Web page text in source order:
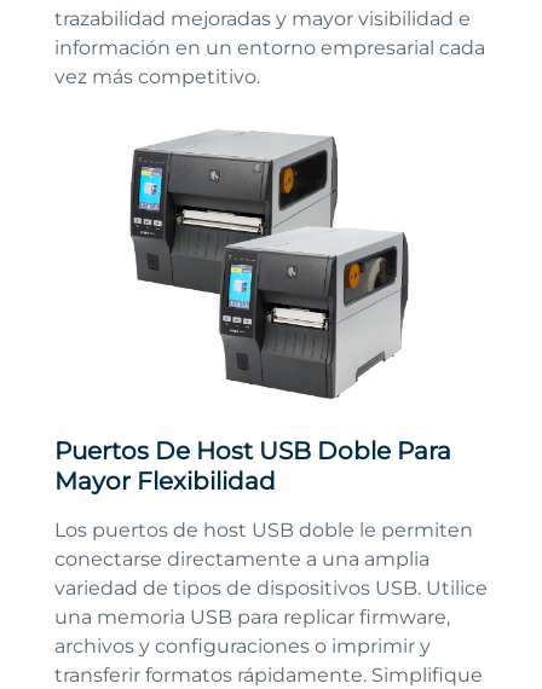
trazabilidad mejoradas y mayor visibilidad e
información en un entorno empresarial cada
vez más competitivo.
Puertos De Host USB Doble Para
Mayor Flexibilidad
Los puertos de host USB doble le permiten
conectarse directamente a una amplia
variedad de tipos de dispositivos USB. Utilice
una memoria USB para replicar firmware,
archivos y configuraciones o imprimir y
transferir formatos rápidamente. Simplifique